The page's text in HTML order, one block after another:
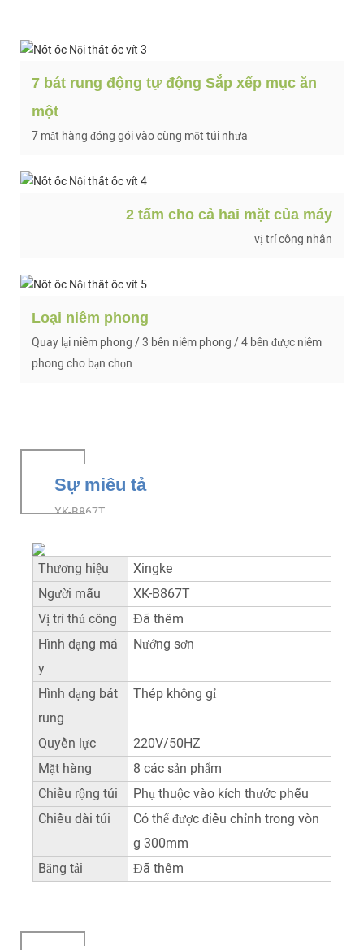
7 bát rung động tự động Sắp xếp mục ăn
một
7 mặt hàng đóng gói vào cùng một túi nhựa
2 tấm cho cả hai mặt của máy
vị trí công nhân
Loại niêm phong
Quay lại niêm phong / 3 bên niêm phong / 4 bên được niêm
phong cho bạn chọn
Sự miêu tả
XK-B867T
Thương hiệu
Xingke
Người mẫu
XK-B867T
Vị trí thủ công
Đã thêm
Hình dạng má
y
Nướng sơn
Hình dạng bát
rung
Thép không gỉ
Quyền lực
220V/50HZ
Mặt hàng
8 các sản phẩm
Chiều rộng túi
Phụ thuộc vào kích thước phễu
Chiều dài túi
Có thể được điều chỉnh trong vòn
g 300mm
Băng tải
Đã thêm